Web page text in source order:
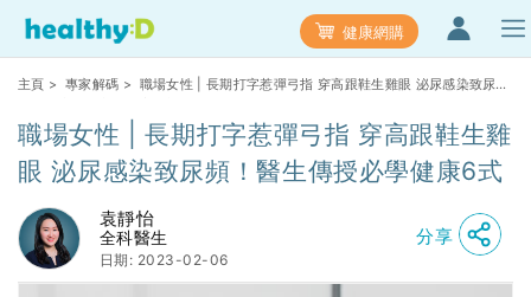
健康網購
主頁 > 專家解碼 > 職場女性 | 長期打字惹彈弓指 穿高跟鞋生雞眼 泌尿感染致尿
職場女性 | 長期打字惹彈弓指 穿高跟鞋生雞
眼 泌尿感染致尿頻！醫生傳授必學健康6式
袁靜怡
全科醫生
日期: 2023-02-06
分享